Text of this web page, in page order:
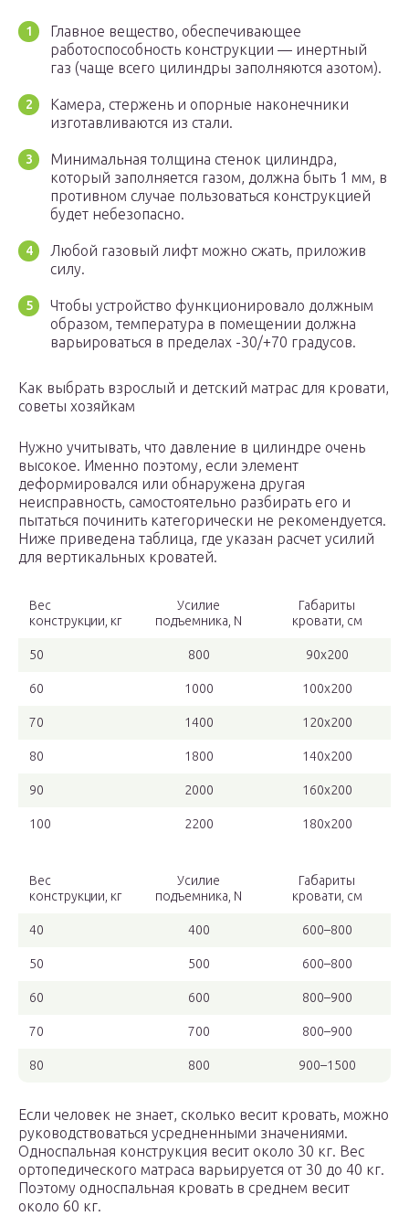
Главное вещество, обеспечивающее
работоспособность конструкции — инертный
газ (чаще всего цилиндры заполняются азотом).
Камера, стержень и опорные наконечники
изготавливаются из стали.
Минимальная толщина стенок цилиндра,
который заполняется газом, должна быть 1 мм, в
противном случае пользоваться конструкцией
будет небезопасно.
Любой газовый лифт можно сжать, приложив
силу.
Чтобы устройство функционировало должным
образом, температура в помещении должна
варьироваться в пределах -30/+70 градусов.
Как выбрать взрослый и детский матрас для кровати,
советы хозяйкам
Нужно учитывать, что давление в цилиндре очень
высокое. Именно поэтому, если элемент
деформировался или обнаружена другая
неисправность, самостоятельно разбирать его и
пытаться починить категорически не рекомендуется.
Ниже приведена таблица, где указан расчет усилий
для вертикальных кроватей.
Вес
конструкции, кг
Усилие
подъемника, N
Габариты
кровати, см
50 800 90х200
60 1000 100х200
70 1400 120х200
80 1800 140х200
90 2000 160х200
100 2200 180х200
Вес
конструкции, кг
Усилие
подъемника, N
Габариты
кровати, см
40 400 600–800
50 500 600–800
60 600 800–900
70 700 800–900
80 800 900–1500
Если человек не знает, сколько весит кровать, можно
руководствоваться усредненными значениями.
Односпальная конструкция весит около 30 кг. Вес
ортопедического матраса варьируется от 30 до 40 кг.
Поэтому односпальная кровать в среднем весит
около 60 кг.